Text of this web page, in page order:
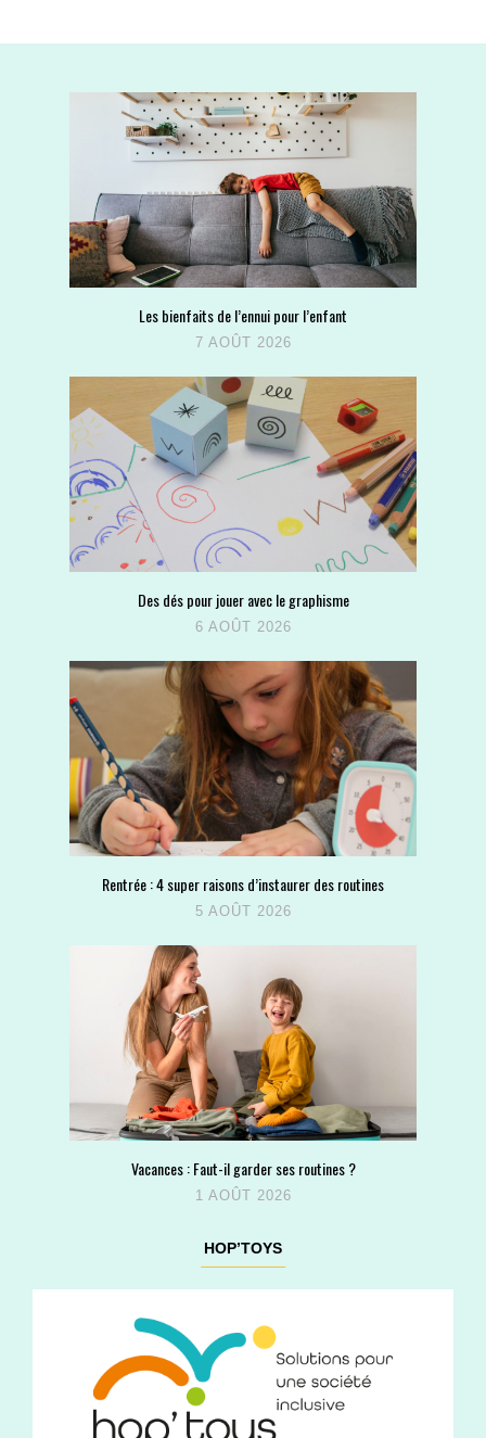
Les bienfaits de l’ennui pour l’enfant
7 AOÛT 2026
Des dés pour jouer avec le graphisme
6 AOÛT 2026
Rentrée : 4 super raisons d’instaurer des routines
5 AOÛT 2026
Vacances : Faut-il garder ses routines ?
1 AOÛT 2026
HOP’TOYS